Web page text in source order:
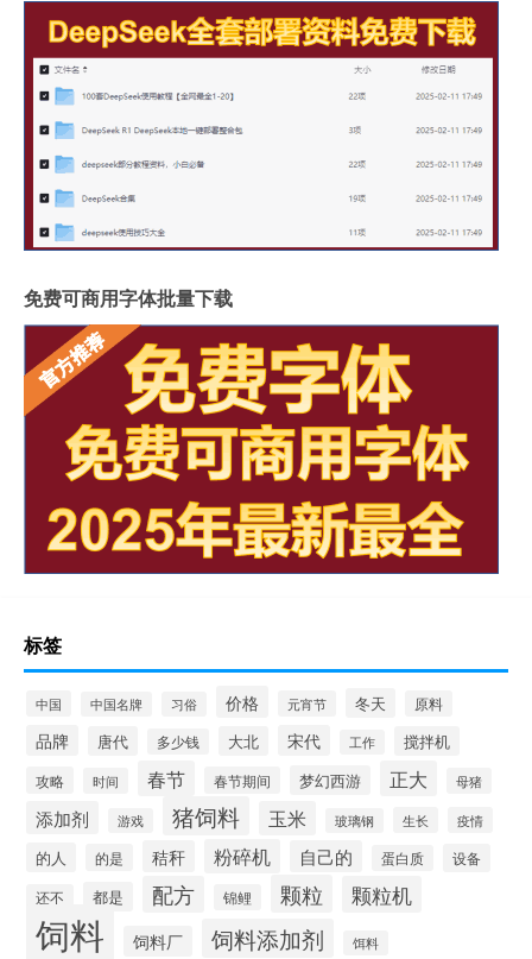
免费可商用字体批量下载
标签
中国 中国名牌 习俗 价格 元宵节 冬天 原料
品牌 唐代 多少钱 大北 宋代 工作 搅拌机
攻略 时间 春节 春节期间 梦幻西游 正大 母猪
添加剂 游戏 猪饲料 玉米 玻璃钢 生长 疫情
的人 的是 秸秆 粉碎机 自己的 蛋白质 设备
还不 都是 配方 锦鲤 颗粒 颗粒机
饲料 饲料厂 饲料添加剂 饵料